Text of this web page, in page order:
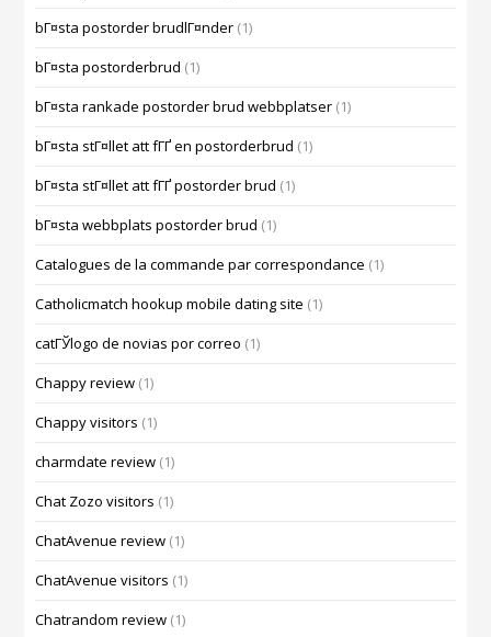
bГ¤sta postorder brudlГ¤nder (1)
bГ¤sta postorderbrud (1)
bГ¤sta rankade postorder brud webbplatser (1)
bГ¤sta stГ¤llet att fГҐ en postorderbrud (1)
bГ¤sta stГ¤llet att fГҐ postorder brud (1)
bГ¤sta webbplats postorder brud (1)
Catalogues de la commande par correspondance (1)
Catholicmatch hookup mobile dating site (1)
catГЎlogo de novias por correo (1)
Chappy review (1)
Chappy visitors (1)
charmdate review (1)
Chat Zozo visitors (1)
ChatAvenue review (1)
ChatAvenue visitors (1)
Chatrandom review (1)